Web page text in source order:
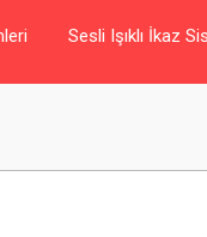
Sesli Işıklı İkaz